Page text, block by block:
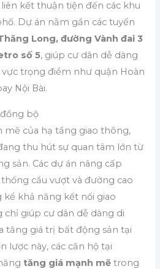
kết thuận tiện đến các khu
Dự án nằm gần các tuyến
Long, đường Vành đai 3
số 5, giúp cư dân dễ dàng
trọng điểm như quận Hoàn
Nội Bài.
bộ
mẽ của hạ tầng giao thông,
thu hút sự quan tâm lớn từ
sản. Các dự án nâng cấp
cầu vượt và đường cao
kể khả năng kết nối giao
giúp cư dân dễ dàng di
tăng giá trị bất động sản tại
lược này, các căn hộ tại
tăng giá mạnh mẽ trong